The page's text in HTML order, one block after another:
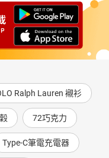
Ralph Lauren 襯衫
72巧克力
Type-C筆電充電器